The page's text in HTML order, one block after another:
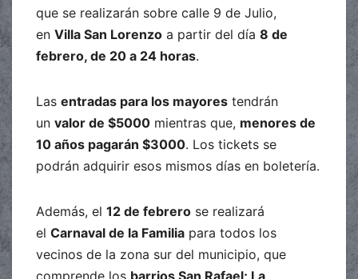
que se realizarán sobre calle 9 de Julio,
en Villa San Lorenzo a partir del día 8 de
febrero, de 20 a 24 horas.
Las entradas para los mayores tendrán
un valor de $5000 mientras que, menores de
10 años pagarán $3000. Los tickets se
podrán adquirir esos mismos días en boletería.
Además, el 12 de febrero se realizará
el Carnaval de la Familia para todos los
vecinos de la zona sur del municipio, que
comprende los barrios San Rafael; La